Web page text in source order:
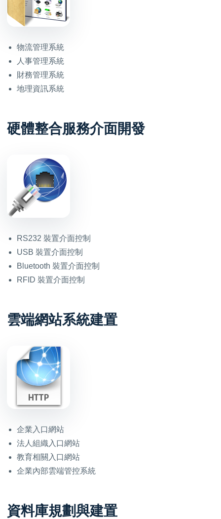
物流管理系統
人事管理系統
財務管理系統
地理資訊系統
硬體整合服務介面開發
RS232 裝置介面控制
USB 裝置介面控制
Bluetooth 裝置介面控制
RFID 裝置介面控制
雲端網站系統建置
企業入口網站
法人組織入口網站
教育相關入口網站
企業內部雲端管控系統
資料庫規劃與建置